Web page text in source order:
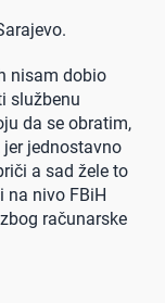
nisam dobio
službenu
da se obratim,
jednostavno
a sad žele to
na nivo FBiH
računarske